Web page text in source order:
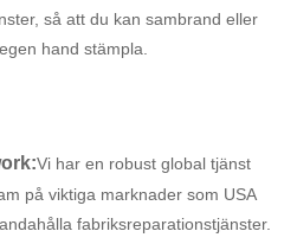
så att du kan sambrand eller
hand stämpla.
Vi har en robust global tjänst
på viktiga marknader som USA
fabriksreparationstjänster.